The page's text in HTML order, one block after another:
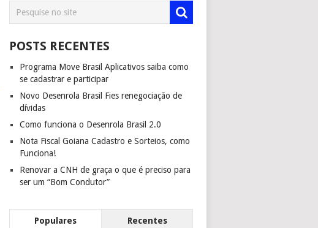
POSTS RECENTES
Programa Move Brasil Aplicativos saiba como
se cadastrar e participar
Novo Desenrola Brasil Fies renegociação de
dívidas
Como funciona o Desenrola Brasil 2.0
Nota Fiscal Goiana Cadastro e Sorteios, como
Funciona!
Renovar a CNH de graça o que é preciso para
ser um “Bom Condutor”
Populares Recentes